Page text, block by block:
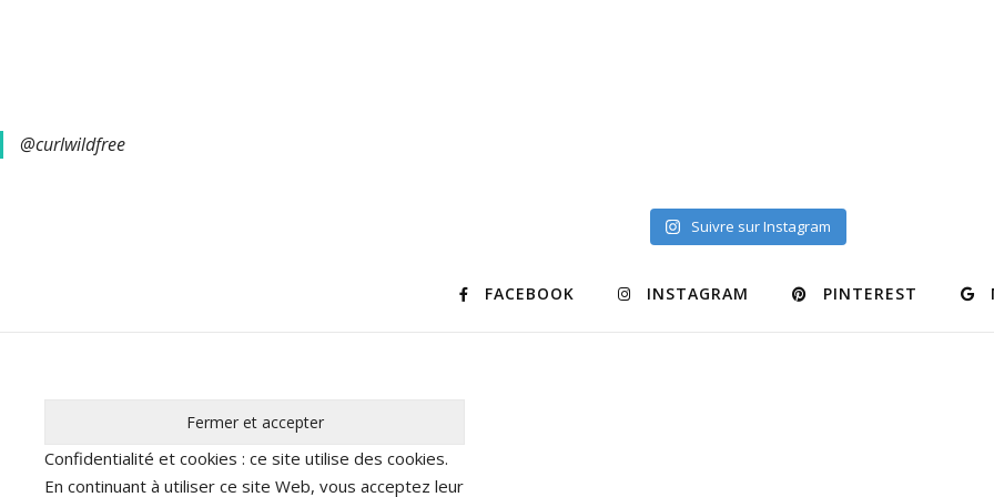
@curlwildfree
Suivre sur Instagram
FACEBOOK INSTAGRAM PINTEREST
Confidentialité et cookies : ce site utilise des cookies.
En continuant à utiliser ce site Web, vous acceptez leur